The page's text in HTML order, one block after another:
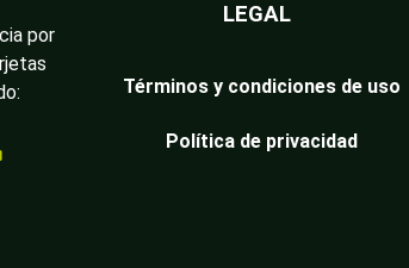
por
LEGAL
Términos y condiciones de uso
Política de privacidad